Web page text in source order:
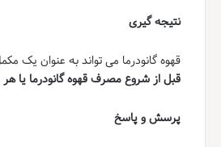
نتیجه گیری
قهوه گانودرما می تواند به عنوان یک
قبل از شروع مصرف قهوه گانودرما
پرسش و پاسخ